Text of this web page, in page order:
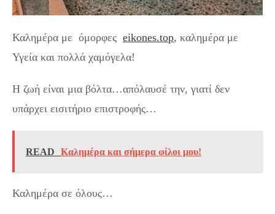
Καλημέρα με όμορφες eikones.top, καλημέρα με
Υγεία και πολλά χαμόγελα!
Η ζωή είναι μια βόλτα…απόλαυσέ την, γιατί δεν
υπάρχει εισιτήριο επιστροφής…
READ Καλημέρα και σήμερα φίλοι μου!
Καλημέρα σε όλους…